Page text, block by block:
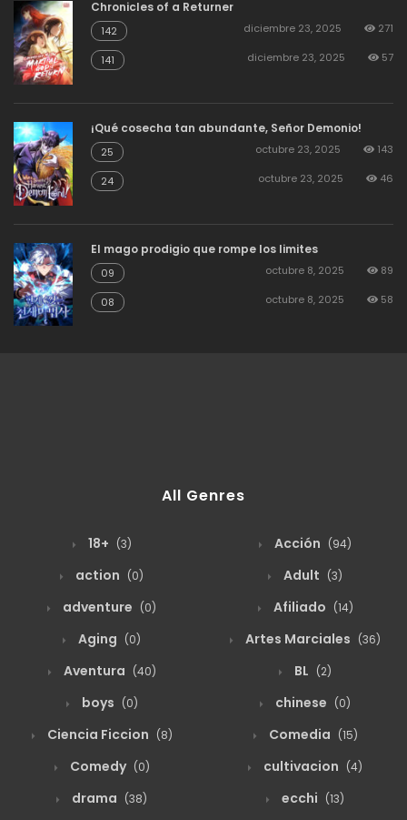
Capitulo 54 agosto 19, 2025 47
Capitulo 53 agosto 19, 2025
Capitulo 52 agosto 19, 2025 44
Capitulo 51
Capitulo 50 agosto 19, 2025
Capitulo 49
Capitulo 45 agosto 19, 2025
Capitulo 44 agosto 19, 2025 46
Capitulo 43 agosto 19, 2025
Capitulo 42 agosto 19, 2025
Chronicles of a Returner
142 diciembre 23, 2025 271
141 diciembre 23, 2025 57
¡Qué cosecha tan abundante, Señor Demonio!
25 octubre 23, 2025 143
24 octubre 23, 2025 46
El mago prodigio que rompe los limites
09 octubre 8, 2025 89
08 octubre 8, 2025 58
All Genres
18+ (3) Acción (94)
action (0) Adult (3)
adventure (0) Afiliado (14)
Aging (0) Artes Marciales (36)
Aventura (40) BL (2)
boys (0) chinese (0)
Ciencia Ficcion (8) Comedia (15)
Comedy (0) cultivacion (4)
drama (38) ecchi (13)